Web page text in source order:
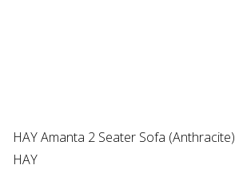
HAY Amanta 2 Seater Sofa (Anthracite)
HAY